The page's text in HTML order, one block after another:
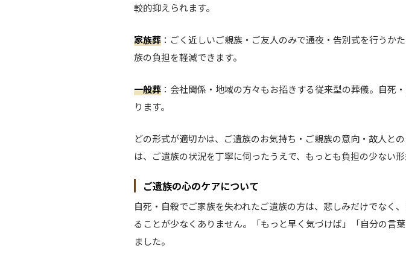
較的抑えられます。
家族葬 ：ごく近しいご親族・ご友人のみで通夜・告別式を行う
族の負担を軽減できます。
一般葬 ：会社関係・地域の方々もお招きする従来型の葬儀。自死
ります。
どの形式が適切かは、ご遺族のお気持ち・ご親族の意向・故人と
は、ご遺族の状況を丁寧に伺ったうえで、もっとも負担の少ない
ご遺族の心のケアについて
自死・自殺でご家族を失われたご遺族の方は、悲しみだけでなく
ることが少なくありません。「もっと早く気づけば」「自分の言
ました。